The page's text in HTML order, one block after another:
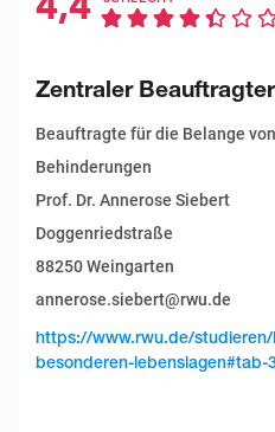
4,4
Zentraler Beauftragter
Beauftragte für die Belange
Behinderungen
Prof. Dr. Annerose Siebert
Doggenriedstraße
88250 Weingarten
annerose.siebert@rwu.de
https://www.rwu.de/
besonderen-lebenslagen#tab-